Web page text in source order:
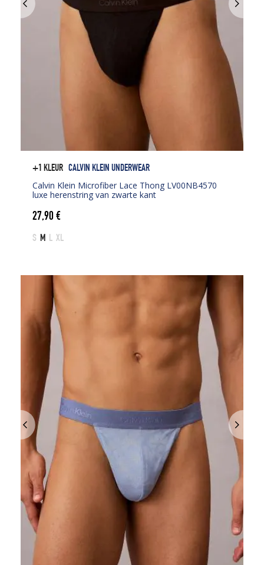
+1 KLEUR CALVIN KLEIN UNDERWEAR
Calvin Klein Microfiber Lace Thong LV00NB4570
luxe herenstring van zwarte kant
27,90€
S M L XL